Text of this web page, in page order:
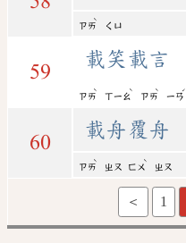
ㄗㄞ
ˋ
ㄑㄩ
59
載笑載言
ㄗㄞ
ˋ
ㄒㄧㄠ
ˋ
ㄗㄞ
ˋ
ㄧㄢ
ˊ
60
載舟覆舟
ㄗㄞ
ˋ
ㄓㄡ ㄈㄨ
ˋ
ㄓㄡ
＜ 1